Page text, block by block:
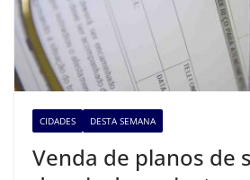
CIDADES DESTA SEMANA
Venda de planos de